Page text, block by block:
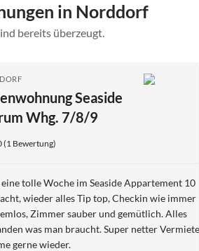
in Norddorf
bereits überzeugt.
Seaside
Whg. 7/8/9
(1 Bewertung)
tolle Woche im Seaside Appartement 10
Checkin wie immer
und gemütlich. Alles
was man braucht. Super netter Vermieter.
gerne wieder.